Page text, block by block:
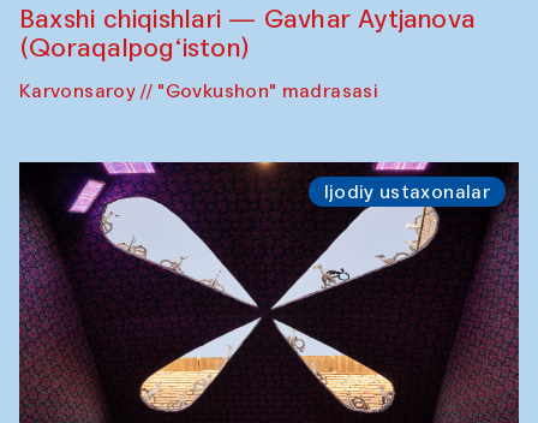
Baxshi chiqishlari — Gavhar Aytjanova
(Qoraqalpog‘iston)
Karvonsaroy // "Govkushon" madrasasi
Ijodiy ustaxonalar